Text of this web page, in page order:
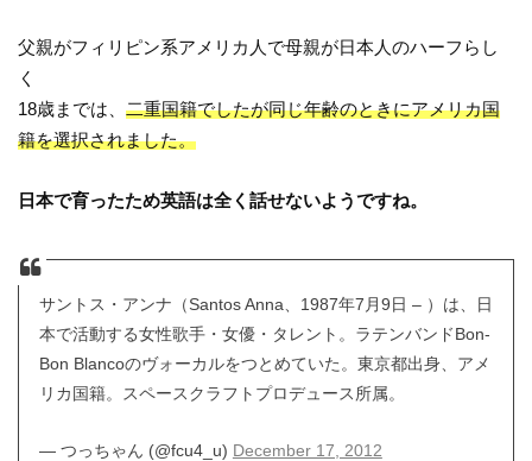
父親がフィリピン系アメリカ人で母親が日本人のハーフらし
く
18歳までは、二重国籍でしたが同じ年齢のときにアメリカ国
籍を選択されました。
日本で育ったため英語は全く話せないようですね。
サントス・アンナ（Santos Anna、1987年7月9日 – ）は、日
本で活動する女性歌手・女優・タレント。ラテンバンドBon-
Bon Blancoのヴォーカルをつとめていた。東京都出身、アメ
リカ国籍。スペースクラフトプロデュース所属。
— つっちゃん (@fcu4_u) December 17, 2012